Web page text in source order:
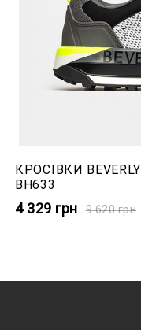
КРОСІВКИ
BH633
4 329 грн 9 620грн